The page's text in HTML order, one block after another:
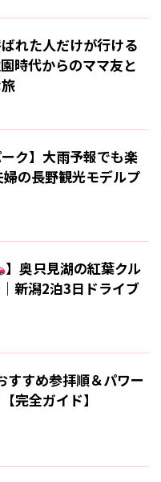
ばれた人だけが行ける
時代からのママ友と
ーク】大雨予報でも楽
の長野観光モデルプ
】奥只見湖の紅葉クル
新潟2泊3日ドライブ
すすめ参拝順＆パワー
完全ガイド】